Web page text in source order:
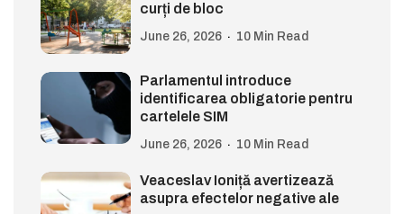
curți de bloc
June 26, 2026 10 Min Read
Parlamentul introduce
identificarea obligatorie pentru
cartelele SIM
June 26, 2026 10 Min Read
Veaceslav Ioniță avertizează
asupra efectelor negative ale